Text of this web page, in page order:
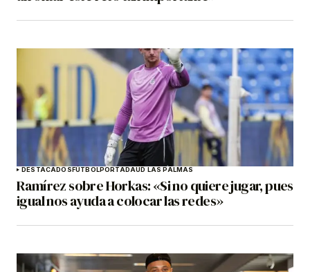
DESTACADOSFÚTBOLPORTADAUD LAS PALMAS
Ramírez sobre Horkas: «Si no quiere jugar, pues
igual nos ayuda a colocar las redes»